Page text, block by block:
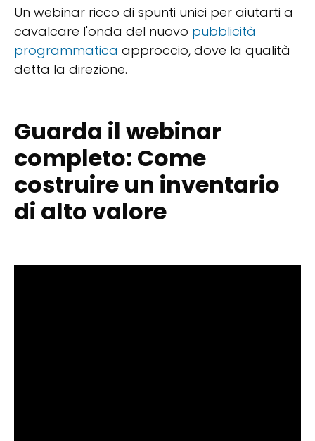
Un webinar ricco di spunti unici per aiutarti a
cavalcare l'onda del nuovo pubblicità
programmatica approccio, dove la qualità
detta la direzione.
Guarda il webinar
completo: Come
costruire un inventario
di alto valore